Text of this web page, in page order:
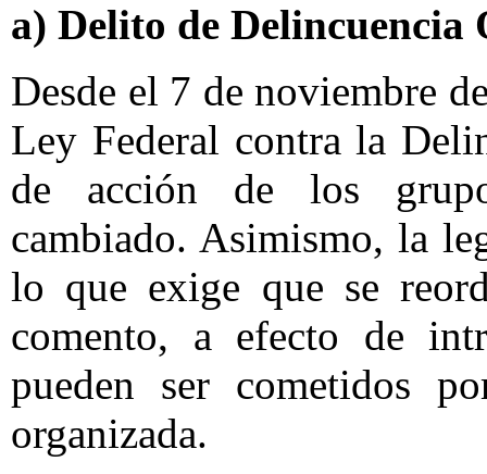
a) Delito de Delincuencia
Desde el 7 de noviembre
Ley Federal contra la
de acción de los
cambiado. Asimismo, la
lo que exige que se
comento, a efecto de
pueden ser cometidos
organizada.